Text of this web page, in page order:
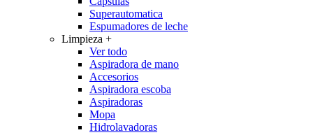
Superautomatica
Espumadores de leche
Limpieza +
Ver todo
Aspiradora de mano
Accesorios
Aspiradora escoba
Aspiradoras
Mopa
Hidrolavadoras